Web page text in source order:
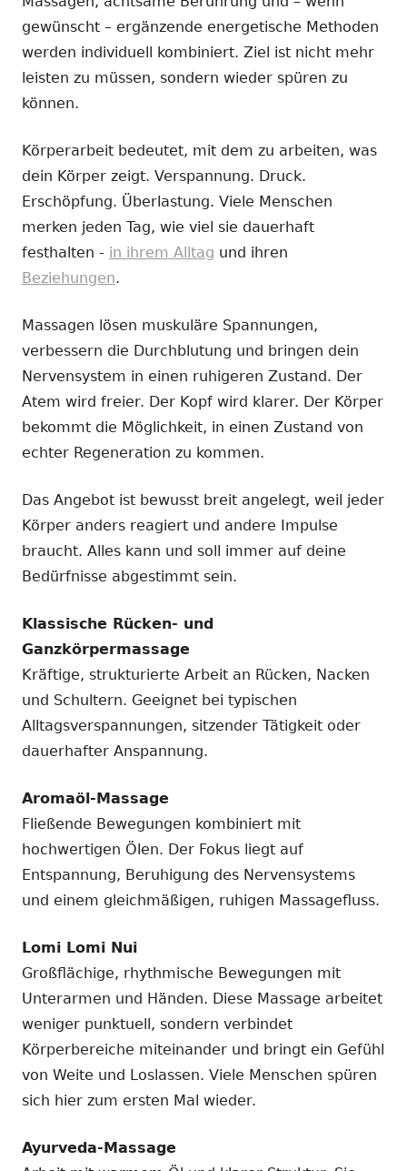
gewünscht – ergänzende energetische Methoden
werden individuell kombiniert. Ziel ist nicht mehr
leisten zu müssen, sondern wieder spüren zu
können.
Körperarbeit bedeutet, mit dem zu arbeiten, was
dein Körper zeigt. Verspannung. Druck.
Erschöpfung. Überlastung. Viele Menschen
merken jeden Tag, wie viel sie dauerhaft
festhalten - in ihrem Alltag und ihren
Beziehungen.
Massagen lösen muskuläre Spannungen,
verbessern die Durchblutung und bringen dein
Nervensystem in einen ruhigeren Zustand. Der
Atem wird freier. Der Kopf wird klarer. Der Körper
bekommt die Möglichkeit, in einen Zustand von
echter Regeneration zu kommen.
Das Angebot ist bewusst breit angelegt, weil jeder
Körper anders reagiert und andere Impulse
braucht. Alles kann und soll immer auf deine
Bedürfnisse abgestimmt sein.
Klassische Rücken- und
Ganzkörpermassage
Kräftige, strukturierte Arbeit an Rücken, Nacken
und Schultern. Geeignet bei typischen
Alltagsverspannungen, sitzender Tätigkeit oder
dauerhafter Anspannung.
Aromaöl-Massage
Fließende Bewegungen kombiniert mit
hochwertigen Ölen. Der Fokus liegt auf
Entspannung, Beruhigung des Nervensystems
und einem gleichmäßigen, ruhigen Massagefluss.
Lomi Lomi Nui
Großflächige, rhythmische Bewegungen mit
Unterarmen und Händen. Diese Massage arbeitet
weniger punktuell, sondern verbindet
Körperbereiche miteinander und bringt ein Gefühl
von Weite und Loslassen. Viele Menschen spüren
sich hier zum ersten Mal wieder.
Ayurveda-Massage